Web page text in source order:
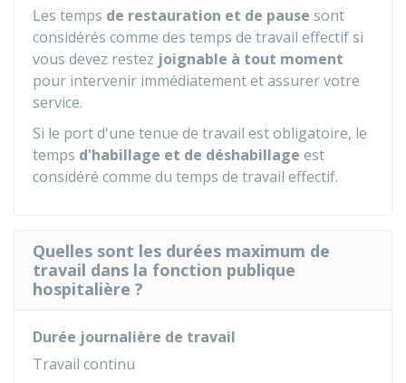
Les temps de restauration et de pause sont
considérés comme des temps de travail effectif si
vous devez restez joignable à tout moment
pour intervenir immédiatement et assurer votre
service.
Si le port d'une tenue de travail est obligatoire, le
temps d'habillage et de déshabillage est
considéré comme du temps de travail effectif.
Quelles sont les durées maximum de
travail dans la fonction publique
hospitalière ?
Durée journalière de travail
Travail continu